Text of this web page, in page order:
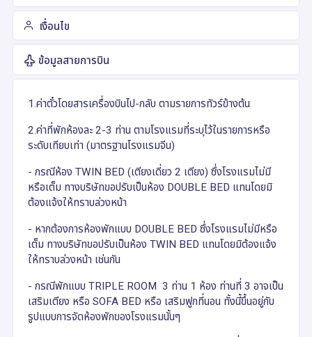
เงื่อนไข
ข้อมูลสายการบิน
1.ค่าตั๋วโดยสารเครื่องบินไป-กลับ ตามรายการทัวร์ข้างต้น
2.ค่าที่พักห้องละ 2-3 ท่าน ตามโรงแรมที่ระบุไว้ในรายการหรือ
ระดับเทียบเท่า (มาตรฐานโรงแรมจีน)
- กรณีห้อง TWIN BED (เตียงเดี่ยว 2 เตียง) ซึ่งโรงแรมไม่มี
หรือเต็ม ทางบริษัทขอปรับเป็นห้อง DOUBLE BED แทนโดยมิ
ต้องแจ้งให้ทราบล่วงหน้า
- หากต้องการห้องพักแบบ DOUBLE BED ซึ่งโรงแรมไม่มีหรือ
เต็ม ทางบริษัทขอปรับเป็นห้อง TWIN BED แทนโดยมิต้องแจ้ง
ให้ทราบล่วงหน้า เช่นกัน
- กรณีพักแบบ TRIPLE ROOM 3 ท่าน 1 ห้อง ท่านที่ 3 อาจเป็น
เสริมเตียง หรือ SOFA BED หรือ เสริมฟูกที่นอน ทั้งนี้ขึ้นอยู่กับ
รูปแบบการจัดห้องพักของโรงแรมนั้นๆ